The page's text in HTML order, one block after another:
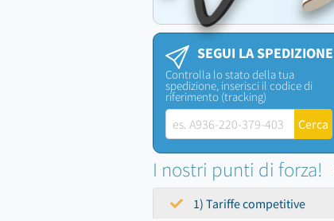
SEGUI LA SPEDIZIONE
Controlla lo stato della tua
spedizione, inserisci il codice di
riferimento (tracking)
I nostri punti di forza!
1) Tariffe competitive